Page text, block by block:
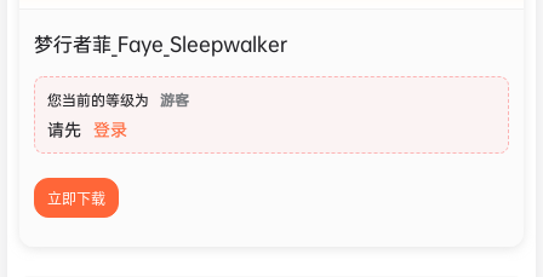
梦行者菲_Faye_Sleepwalker
您当前的等级为 游客
请先 登录
立即下载